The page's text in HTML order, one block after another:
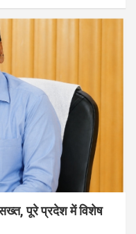
पूरे प्रदेश में विशेष